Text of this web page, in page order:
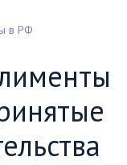
в РФ